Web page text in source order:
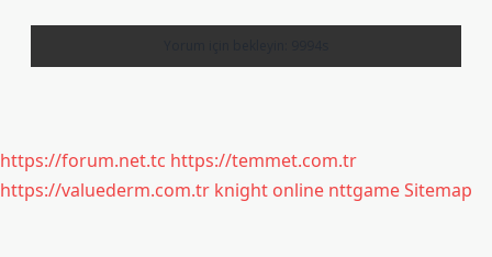
https://forum.net.tc https://temmet.com.tr
https://valuederm.com.tr knight online nttgameSitemap